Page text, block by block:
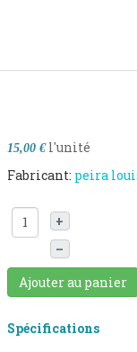
15,00 € l'unité
Fabricant: peira
+
–
Ajouter au panier
Spécifications